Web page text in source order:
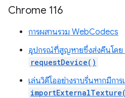
Chrome 116
การผสานรวม WebCodecs
อุปกรณ์ที่สูญหายซึ่งส่งคืนโด
requestDevice()
เล่นวิดีโออย่างราบรื่นหากมีการ